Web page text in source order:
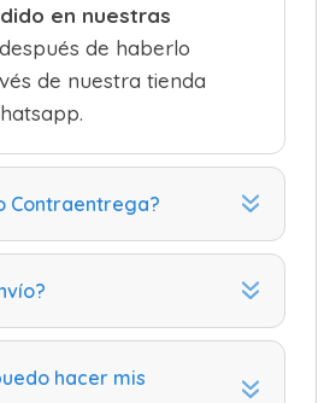
en nuestras
después de haberlo
de nuestra tienda
Contraentrega?
hacer mis